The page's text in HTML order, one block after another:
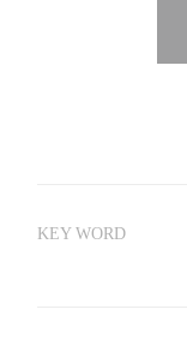
KEY WORD